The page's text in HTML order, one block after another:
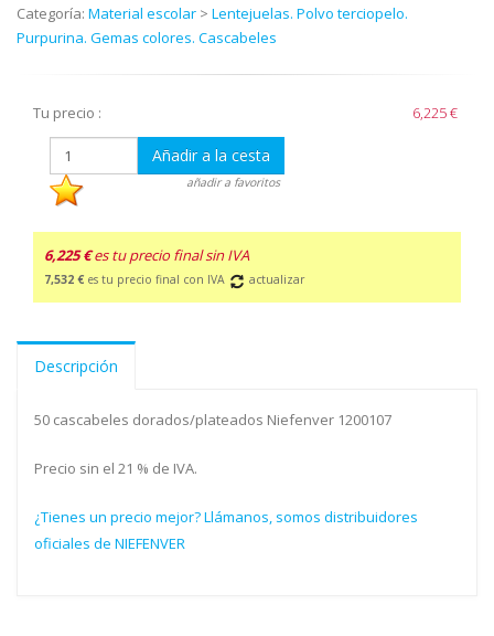
Categoría: Material escolar > Lentejuelas. Polvo terciopelo.
Purpurina. Gemas colores. Cascabeles
Tu precio : 6,225 €
Añadir a la cesta
añadir a favoritos
6,225 € es tu precio final sin IVA
7,532 € es tu precio final con IVA actualizar
Descripción
50 cascabeles dorados/plateados Niefenver 1200107
Precio sin el 21 % de IVA.
¿Tienes un precio mejor? Llámanos, somos distribuidores
oficiales de NIEFENVER